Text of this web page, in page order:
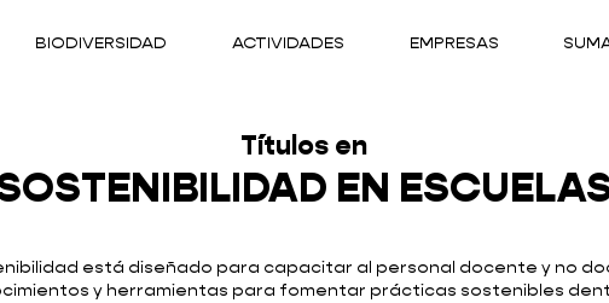
BIODIVERSIDAD ACTIVIDADES EMPRESAS
Títulos en
EN
está diseñado para capacitar al personal docente y no
y herramientas para fomentar prácticas sostenibles